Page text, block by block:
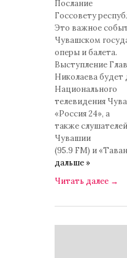
Послание
Госсовету
Это важное
Чувашском
оперы и балета.
Выступление
Николаева будет
Национального
телевидения
«Россия 24», а
также
Чувашии
(95.9 FM) и
дальше »
Читать далее →